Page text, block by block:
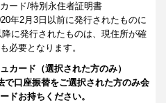
ード/特別永住者証明書
年2月3日以前に発行されたものに
に発行されたものは、現住所が確
必要となります。
カード（選択された方のみ）
で口座振替をご選択された方のみ会
ドお持ちください。